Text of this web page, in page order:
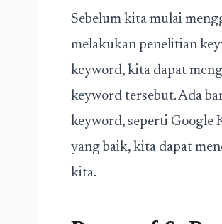
Sebelum kita mulai
melakukan penelitian
keyword, kita dapat
keyword tersebut. Ada
keyword, seperti Google
yang baik, kita dapat
kita.